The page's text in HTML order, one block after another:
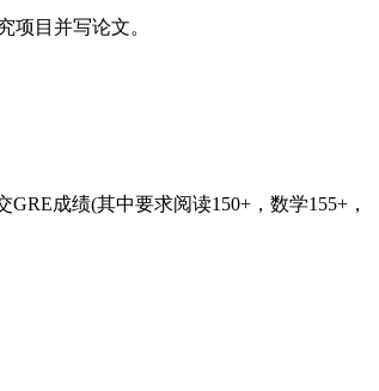
目并写论文。
成绩(其中要求阅读150+，数学155+，